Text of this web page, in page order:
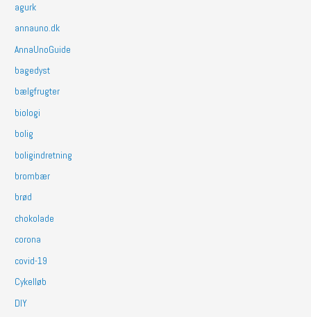
agurk
annauno.dk
AnnaUnoGuide
bagedyst
bælgfrugter
biologi
bolig
boligindretning
brombær
brød
chokolade
corona
covid-19
Cykelløb
DIY